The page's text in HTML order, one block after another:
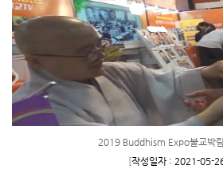
2019 Buddhism Expo불교박람
[작성일자 : 2021-05-